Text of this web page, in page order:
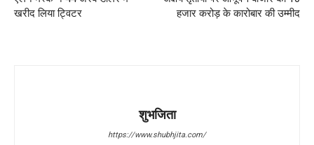
खरीद लिया ट्विटर
हजार करोड़ के कारोबार की उम्मीद
शुभजिता
https://www.shubhjita.com/